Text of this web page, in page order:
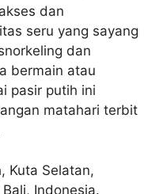
dan
seru yang sayang
dan
bermain atau
pasir putih ini
matahari terbit
Kuta Selatan,
Indonesia.